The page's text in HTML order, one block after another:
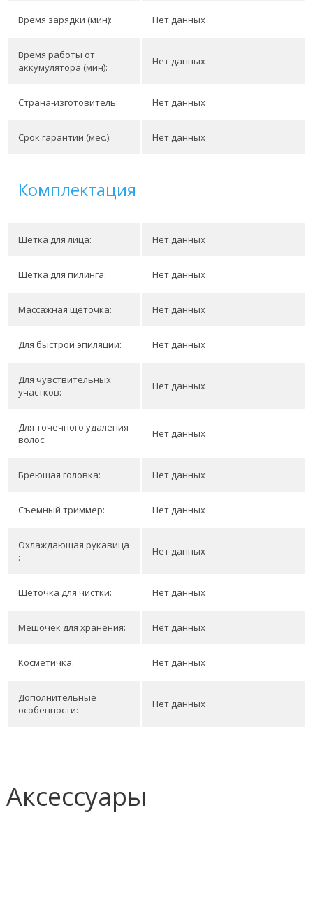
Время зарядки (мин): Нет данных
Время работы от
аккумулятора (мин):
Нет данных
Страна-изготовитель: Нет данных
Срок гарантии (мес.): Нет данных
Комплектация
Щетка для лица: Нет данных
Щетка для пилинга: Нет данных
Массажная щеточка: Нет данных
Для быстрой эпиляции: Нет данных
Для чувствительных
участков:
Нет данных
Для точечного удаления
волос:
Нет данных
Бреющая головка: Нет данных
Съемный триммер: Нет данных
Охлаждающая рукавица
:
Нет данных
Щеточка для чистки: Нет данных
Мешочек для хранения: Нет данных
Косметичка: Нет данных
Дополнительные
особенности:
Нет данных
Аксессуары